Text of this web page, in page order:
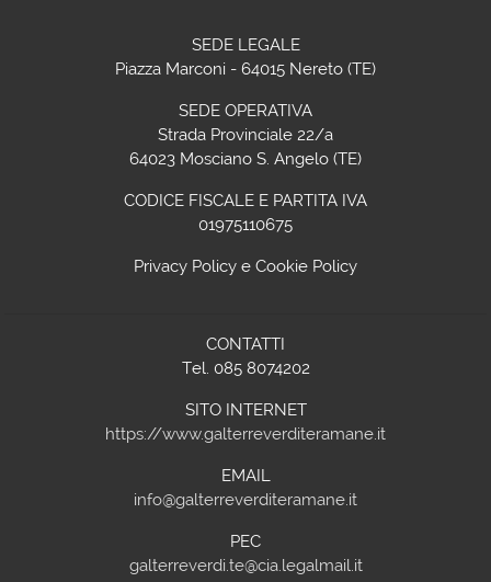
SEDE LEGALE
Piazza Marconi - 64015 Nereto (TE)
SEDE OPERATIVA
Strada Provinciale 22/a
64023 Mosciano S. Angelo (TE)
CODICE FISCALE E PARTITA IVA
01975110675
Privacy Policy e Cookie Policy
CONTATTI
Tel. 085 8074202
SITO INTERNET
https://www.galterreverditeramane.it
EMAIL
info@galterreverditeramane.it
PEC
galterreverdi.te@cia.legalmail.it